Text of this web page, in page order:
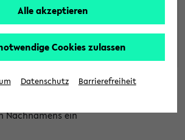
aus und/oder geben Sie einen
Nachnamens ein
Alle akzeptieren
Cookies zulassen
Datenschutz Barrierefreiheit